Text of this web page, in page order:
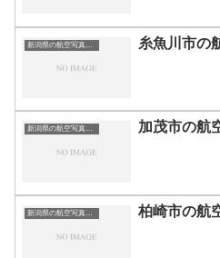
糸魚川市の
新潟県の航空写真・空中写真 加茂市の航
新潟県の航空写真・空中写真 柏崎市の航